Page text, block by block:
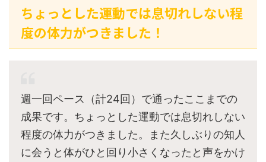
ちょっとした運動では息切れしない程
度の体力がつきました！
週一回ペース（計24回）で通ったここまでの
成果です。ちょっとした運動では息切れしない
程度の体力がつきました。また久しぶりの知人
に会うと体がひと回り小さくなったと声をかけ